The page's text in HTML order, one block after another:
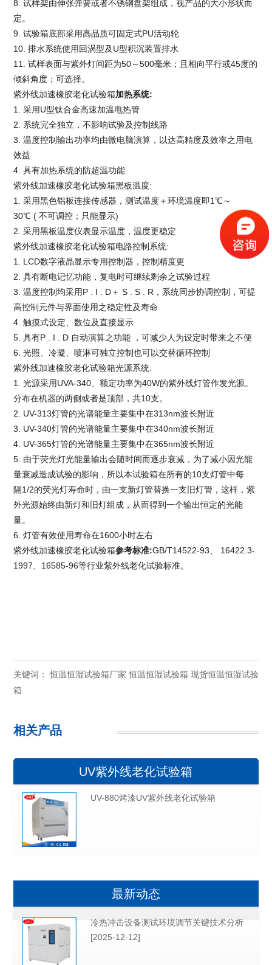
8. 试样架由伸张弹簧或者不锈钢盘架组成，视产品的大小形状而
定。
9. 试验箱底部采用高品质可固定式PU活动轮
10. 排水系统使用回涡型及U型积沉装置排水
11. 试样表面与紫外灯间距为50～500毫米；且相向平行或45度的
倾斜角度；可选择。
紫外线加速橡胶老化试验箱加热系统:
1. 采用U型钛合金高速加温电热管
2. 系统完全独立，不影响试验及控制线路
3. 温度控制输出功率均由微电脑演算，以达高精度及效率之用电
效益
4. 具有加热系统的防超温功能
紫外线加速橡胶老化试验箱黑板温度:
1. 采用黑色铝板连接传感器，测试温度＋环境温度即1℃～
30℃ ( 不可调控；只能显示)
2. 采用黑板温度仪表显示温度，温度更稳定
紫外线加速橡胶老化试验箱电路控制系统:
1. LCD数字液晶显示专用控制器，控制精度更
2. 具有断电记忆功能，复电时可继续剩余之试验过程
3. 温度控制均采用P . I . D＋ S . S . R，系统同步协调控制，可提
高控制元件与界面使用之稳定性及寿命
4. 触摸式设定、数位及直接显示
5. 具有P . I . D 自动演算之功能 ，可减少人为设定时带来之不便
6. 光照、冷凝、喷淋可独立控制也可以交替循环控制
紫外线加速橡胶老化试验箱光源系统:
1. 光源采用UVA-340、额定功率为40W的紫外线灯管作发光源。
分布在机器的两侧或者是顶部，共10支。
2. UV-313灯管的光谱能量主要集中在313nm波长附近
3. UV-340灯管的光谱能量主要集中在340nm波长附近
4. UV-365灯管的光谱能量主要集中在365nm波长附近
5. 由于荧光灯光能量输出会随时间而逐步衰减，为了减小因光能
量衰减造成试验的影响，所以本试验箱在所有的10支灯管中每
隔1/2的荧光灯寿命时，由一支新灯管替换一支旧灯管，这样，紫
外光源始终由新灯和旧灯组成，从而得到一个输出恒定的光能
量。
6. 灯管有效使用寿命在1600小时左右
紫外线加速橡胶老化试验箱参考标准:GB/T14522-93、 16422.3-
1997、16585-96等行业紫外线老化试验标准。
关键词：恒温恒湿试验箱厂家 恒温恒湿试验箱 现货恒温恒湿试验
箱
相关产品
UV紫外线老化试验箱
UV-880烤漆UV紫外线老化试验箱
最新动态
冷热冲击设备测试环境调节关键技术分析
[2025-12-12]